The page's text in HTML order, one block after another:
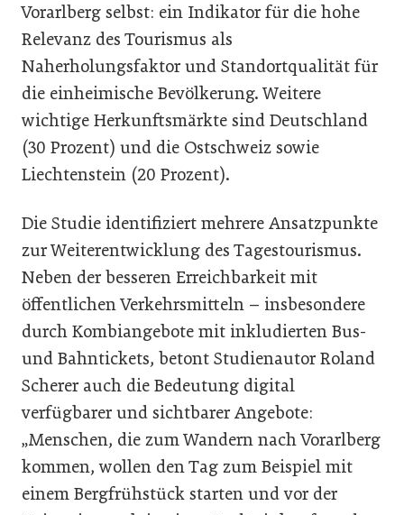
Vorarlberg selbst: ein Indikator für die hohe
Relevanz des Tourismus als
Naherholungsfaktor und Standortqualität für
die einheimische Bevölkerung. Weitere
wichtige Herkunftsmärkte sind Deutschland
(30 Prozent) und die Ostschweiz sowie
Liechtenstein (20 Prozent).
Die Studie identifiziert mehrere Ansatzpunkte
zur Weiterentwicklung des Tagestourismus.
Neben der besseren Erreichbarkeit mit
öffentlichen Verkehrsmitteln – insbesondere
durch Kombiangebote mit inkludierten Bus-
und Bahntickets, betont Studienautor Roland
Scherer auch die Bedeutung digital
verfügbarer und sichtbarer Angebote:
„Menschen, die zum Wandern nach Vorarlberg
kommen, wollen den Tag zum Beispiel mit
einem Bergfrühstück starten und vor der